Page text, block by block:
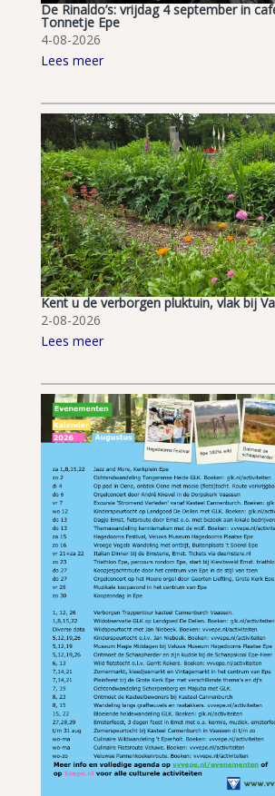
De Rinaldo’s: vrijdag 4 september in
Tonnetje Epe
4-08-2026
Lees meer
Kent u de verborgen pluktuin, vlak bij
2-08-2026
Lees meer